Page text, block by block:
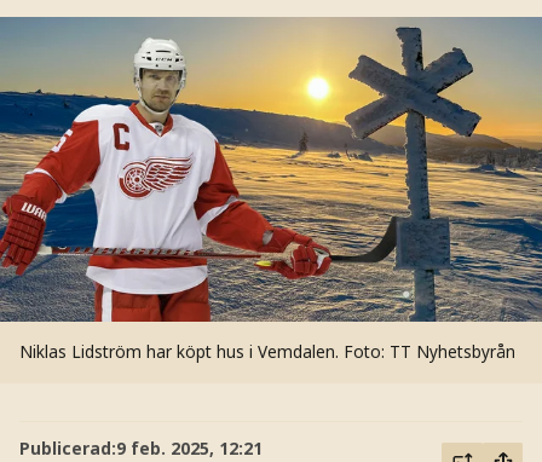
Niklas Lidström har köpt hus i Vemdalen. Foto: TT Nyhetsbyrån
Publicerad:9 feb. 2025, 12:21